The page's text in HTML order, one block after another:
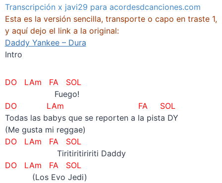
Transcripción x javi29 para acordesdcanciones.com
Esta es la versión sencilla, transporte o capo en traste 1,
y aquí dejo el link a la original:
Daddy Yankee – Dura
Intro
DO LAm FA SOL
Fuego!
DO LAm FA SOL
Todas las babys que se reporten a la pista DY
(Me gusta mi reggae)
DO LAm FA SOL
Tiritiritiririti Daddy
DO LAm FA SOL
(Los Evo Jedi)